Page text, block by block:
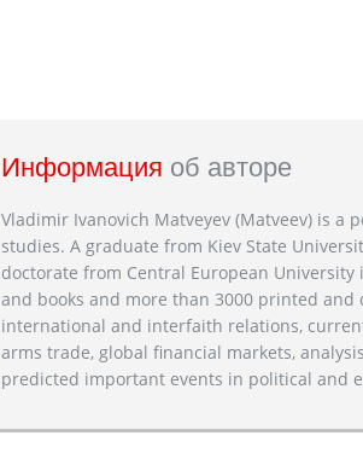
Информация об авторе
Vladimir Ivanovich Matveyev (Matveev) is a
studies. A graduate from Kiev State
doctorate from Central European
and books and more than 3000 printed
international and interfaith relations,
arms trade, global financial markets,
predicted important events in political and